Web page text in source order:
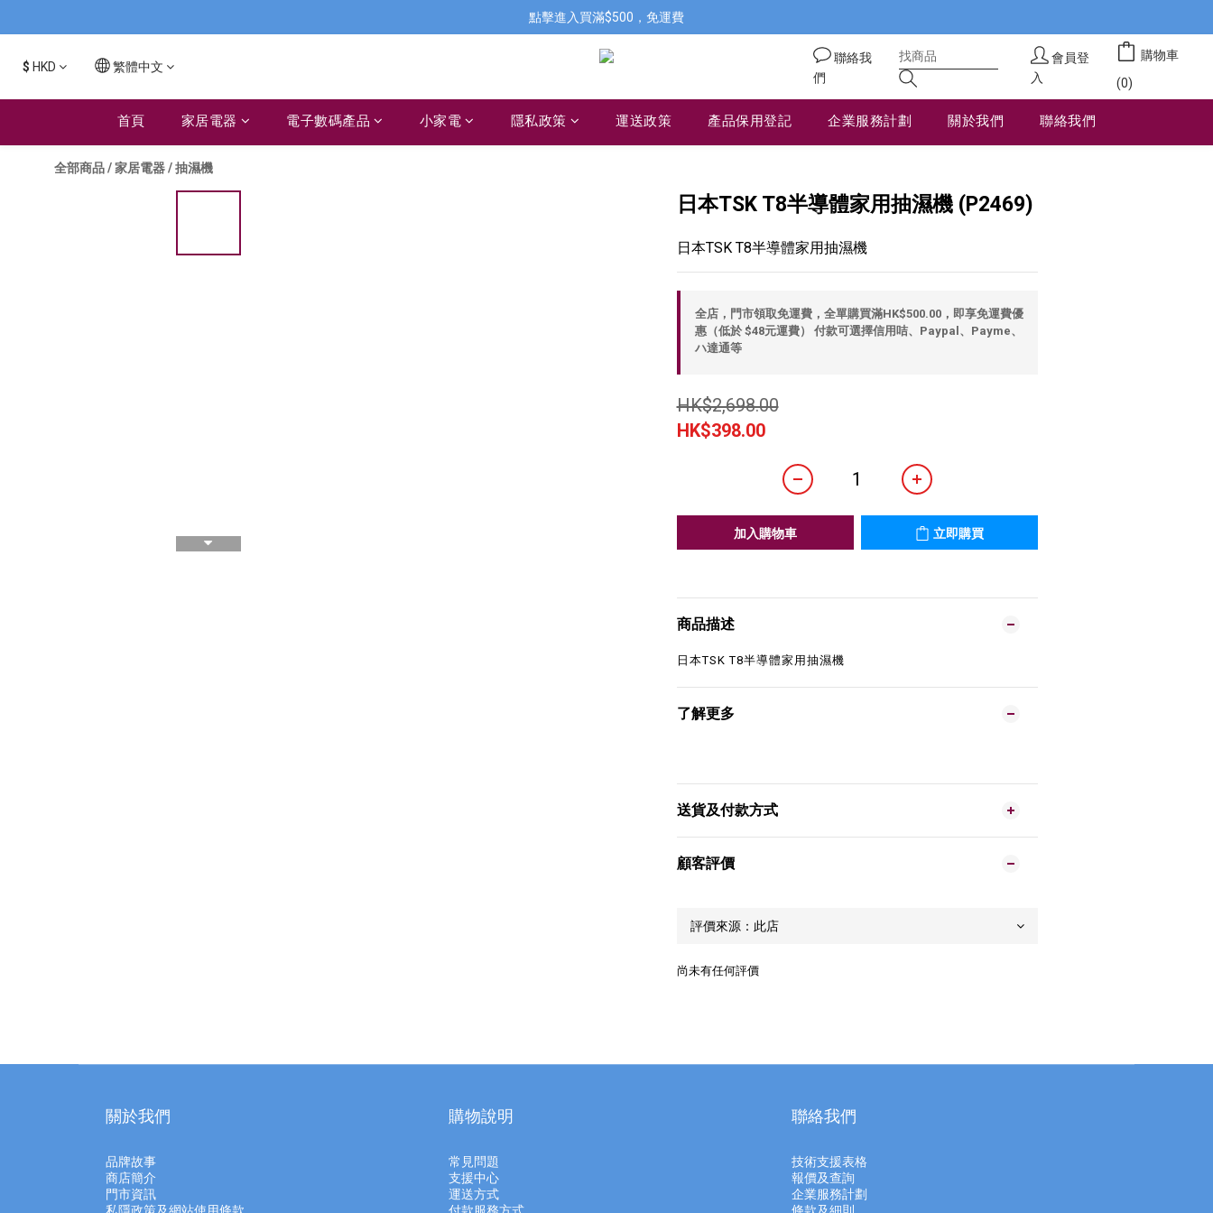
點擊進入買滿$500，免運費
$ HKD 繁體中文
聯絡我
們
會員登
入
購物車
(0)
首頁 家居電器 電子數碼產品 小家電 隱私政策 運送政策 產品保用登記 企業服務計劃 關於我們 聯絡我們
全部商品/家居電器/抽濕機
日本TSK T8半導體家用抽濕機 (P2469)
日本TSK T8半導體家用抽濕機
全店，門市領取免運費，全單購買滿HK$500.00，即享免運費優
惠（低於 $48元運費） 付款可選擇信用咭、Paypal、Payme、
ハ達通等
HK$2,698.00
HK$398.00
加入購物車 立即購買
商品描述
日本TSK T8半導體家用抽濕機
了解更多
送貨及付款方式
顧客評價
尚未有任何評價
關於我們
品牌故事
商店簡介
門市資訊
購物說明
常見問題
支援中心
運送方式
聯絡我們
技術支援表格
報價及查詢
企業服務計劃